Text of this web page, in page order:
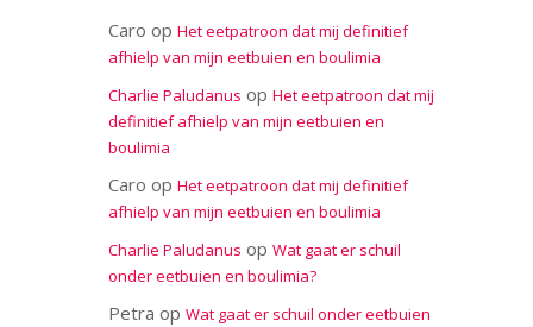
Caro op Het eetpatroon dat mij definitief
afhielp van mijn eetbuien en boulimia
Charlie Paludanus op Het eetpatroon dat mij
definitief afhielp van mijn eetbuien en
boulimia
Caro op Het eetpatroon dat mij definitief
afhielp van mijn eetbuien en boulimia
Charlie Paludanus op Wat gaat er schuil
onder eetbuien en boulimia?
Petra op Wat gaat er schuil onder eetbuien